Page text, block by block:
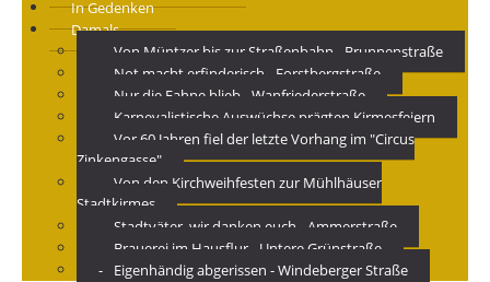
In Gedenken
Damals
Von Müntzer bis zur Straßenbahn - Brunnenstraße
Not macht erfinderisch - Forstbergstraße
Nur die Fahne blieb - Wanfriederstraße
Karnevalistische Auswüchse prägten Kirmesfeiern
Vor 60 Jahren fiel der letzte Vorhang im "Circus
Zinkengasse"
Von den Kirchweihfesten zur Mühlhäuser
Stadtkirmes
Stadtväter, wir danken euch - Ammerstraße
Brauerei im Hausflur - Untere Grünstraße
Eigenhändig abgerissen - Windeberger Straße